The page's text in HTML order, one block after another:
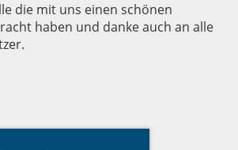
die mit uns einen schönen
haben und danke auch an alle